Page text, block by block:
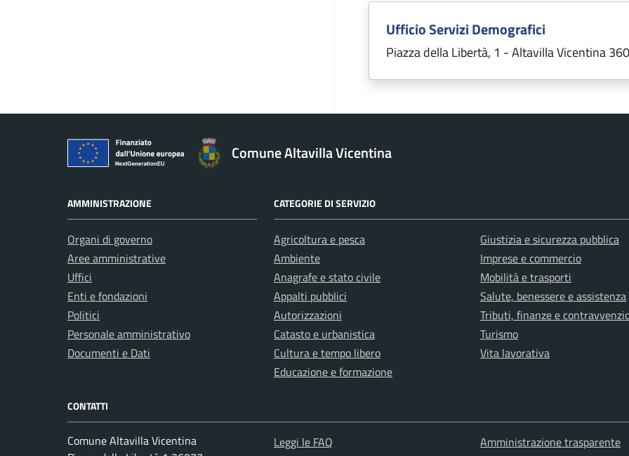
Ufficio Servizi Demografici
Piazza della Libertà, 1 - Altavilla Vicentina
Comune Altavilla Vicentina
AMMINISTRAZIONE
Organi di governo
Aree amministrative
Uffici
Enti e fondazioni
Politici
Personale amministrativo
Documenti e Dati
CATEGORIE DI SERVIZIO
Agricoltura e pesca
Ambiente
Anagrafe e stato civile
Appalti pubblici
Autorizzazioni
Catasto e urbanistica
Cultura e tempo libero
Educazione e formazione
Giustizia e sicurezza pubblica
Imprese e commercio
Mobilità e trasporti
Salute, benessere e assistenza
Tributi, finanze e
Turismo
Vita lavorativa
CONTATTI
Comune Altavilla Vicentina
Leggi le FAQ
Amministrazione trasparente